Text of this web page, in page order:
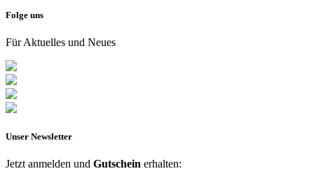
Folge uns
Für Aktuelles und Neues
Unser Newsletter
Jetzt anmelden und Gutschein erhalten: